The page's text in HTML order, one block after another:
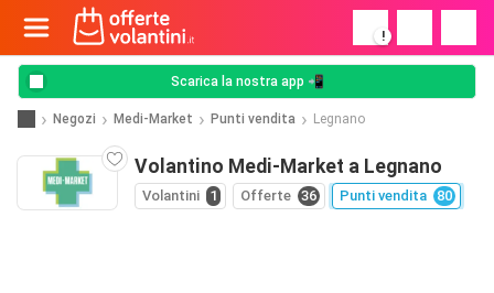
!
Scarica la nostra app 📲
Negozi Medi-Market Punti vendita Legnano
Volantino Medi-Market a Legnano
Volantini 1 Offerte 36 Punti vendita 80